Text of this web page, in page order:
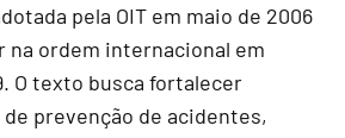
pela OIT em maio de 2006
na ordem internacional em
O texto busca fortalecer
prevenção de acidentes,